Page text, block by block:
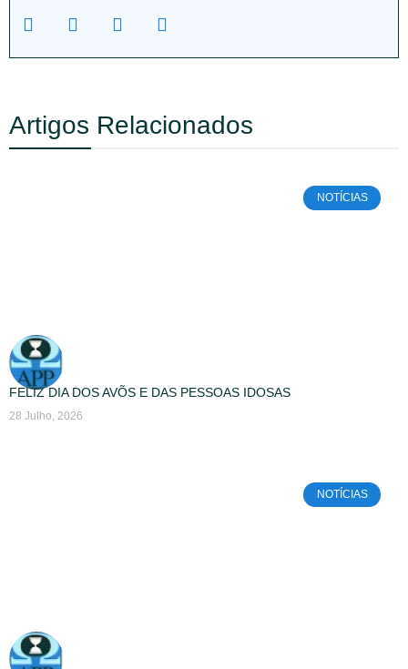
Artigos Relacionados
NOTÍCIAS
FELIZ DIA DOS AVÕS E DAS PESSOAS IDOSAS
28 Julho, 2026
NOTÍCIAS